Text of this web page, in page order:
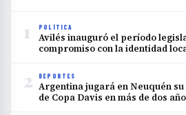
1 POLÍTICA
Avilés inauguró el período
compromiso con la identidad
2 DEPORTES
Argentina jugará en Neuquén
de Copa Davis en más de dos